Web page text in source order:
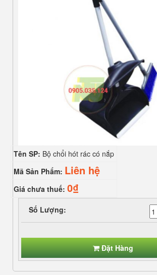
Tên SP: Bộ chổi hót rác có nắp
Mã Sản Phẩm: Liên hệ
Giá chưa thuế: 0₫
Số Lượng:
Đặt Hàng